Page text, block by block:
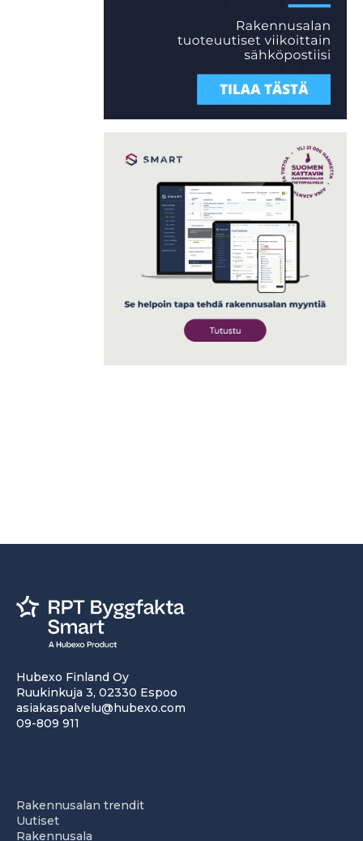
Hubexo Finland Oy
Ruukinkuja 3, 02330 Espoo
asiakaspalvelu@hubexo.com
09-809 911
Rakennusalan trendit
Uutiset
Rakennusala